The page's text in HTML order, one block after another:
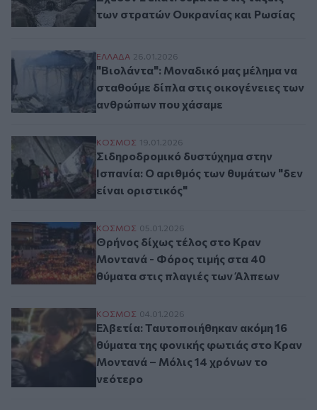
των στρατών Ουκρανίας και Ρωσίας
"Βιολάντα": Μοναδικό μας μέλημα να
ΕΛΛAΔΑ 26.01.2026
"Βιολάντα": Μοναδικό μας μέλημα να
σταθούμε δίπλα στις οικογένειες των
ανθρώπων που χάσαμε
Σιδηροδρομικό δυστύχημα στην Ισπανία:
ΚΟΣΜΟΣ 19.01.2026
Σιδηροδρομικό δυστύχημα στην
Ισπανία: Ο αριθμός των θυμάτων "δεν
είναι οριστικός"
Θρήνος δίχως τέλος στο Κραν Μοντανά -
ΚΟΣΜΟΣ 05.01.2026
Θρήνος δίχως τέλος στο Κραν
Μοντανά - Φόρος τιμής στα 40
θύματα στις πλαγιές των Άλπεων
Ελβετία: Ταυτοποιήθηκαν ακόμη 16
ΚΟΣΜΟΣ 04.01.2026
Ελβετία: Ταυτοποιήθηκαν ακόμη 16
θύματα της φονικής φωτιάς στο Κραν
Μοντανά – Μόλις 14 χρόνων το
νεότερο